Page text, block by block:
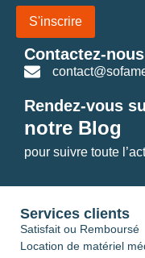
S'inscrire
Contactez-nous
Rendez-vous
notre Blog
pour suivre toute
Services clients
Satisfait ou Remboursé
Location de matériel